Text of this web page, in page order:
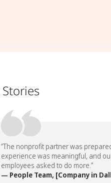
Stories
“The nonprofit partner was
experience was meaningful, and our
employees asked to do more.”
— People Team, [Company in